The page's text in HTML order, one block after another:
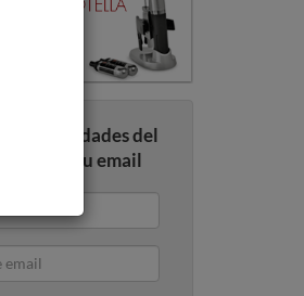
las novedades del
vino en tu email